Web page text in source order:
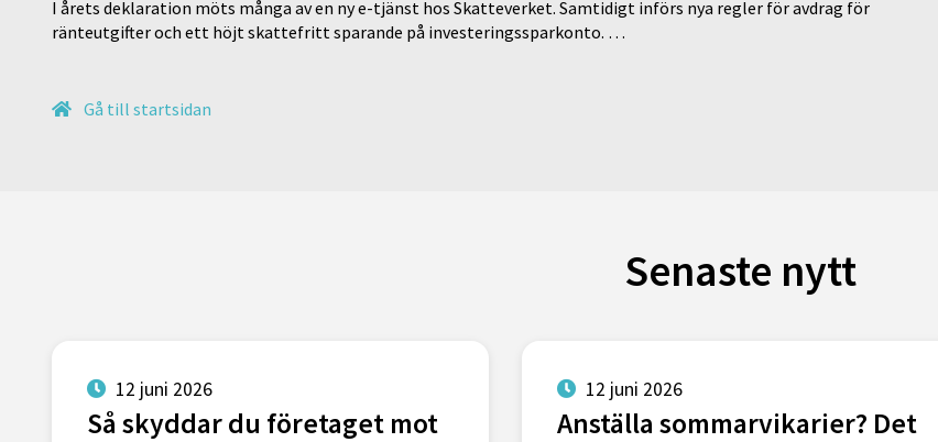
I årets deklaration möts många av en ny e-tjänst hos Skatteverket. Samtidigt införs nya regler för avdrag för
ränteutgifter och ett höjt skattefritt sparande på investeringssparkonto. …
Gå till startsidan
Senaste nytt
12 juni 2026
Så skyddar du företaget mot
12 juni 2026
Anställa sommarvikarier? Det